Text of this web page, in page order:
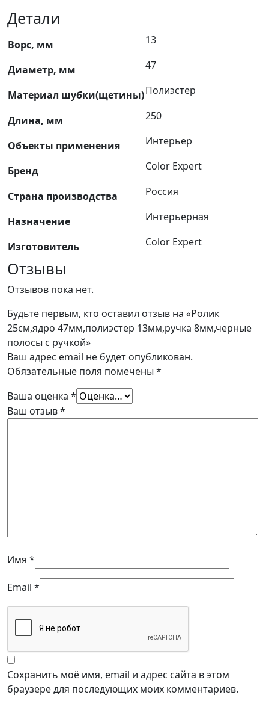
Детали
Ворс, мм 13
Диаметр, мм 47
Материал шубки(щетины)Полиэстер
Длина, мм 250
Объекты применения Интерьер
Бренд Color Expert
Страна производства Россия
Назначение Интерьерная
Изготовитель Color Expert
Отзывы
Отзывов пока нет.
Будьте первым, кто оставил отзыв на «Ролик
25см,ядро 47мм,полиэстер 13мм,ручка 8мм,черные
полосы с ручкой»
Ваш адрес email не будет опубликован.
Обязательные поля помечены *
Ваша оценка *
Ваш отзыв*
Имя *
Email *
Сохранить моё имя, email и адрес сайта в этом
браузере для последующих моих комментариев.